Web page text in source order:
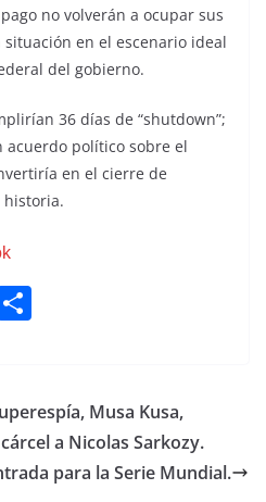
no volverán a ocupar sus
en el escenario ideal
del gobierno.
36 días de “shutdown”;
acuerdo político sobre el
en el cierre de
historia.
p
ar
tir
Musa Kusa,
a Nicolas Sarkozy.
para la Serie Mundial.